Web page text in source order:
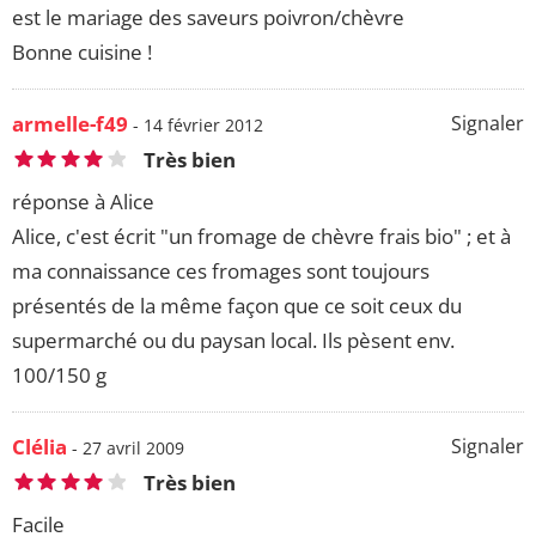
est le mariage des saveurs poivron/chèvre
Bonne cuisine !
Signaler
armelle-f49 - 14 février 2012
Très bien
réponse à Alice
Alice, c'est écrit "un fromage de chèvre frais bio" ; et à
ma connaissance ces fromages sont toujours
présentés de la même façon que ce soit ceux du
supermarché ou du paysan local. Ils pèsent env.
100/150 g
Signaler
Clélia - 27 avril 2009
Très bien
Facile